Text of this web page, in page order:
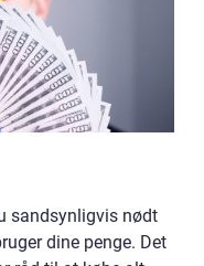
sandsynligvis nødt
dine penge. Det